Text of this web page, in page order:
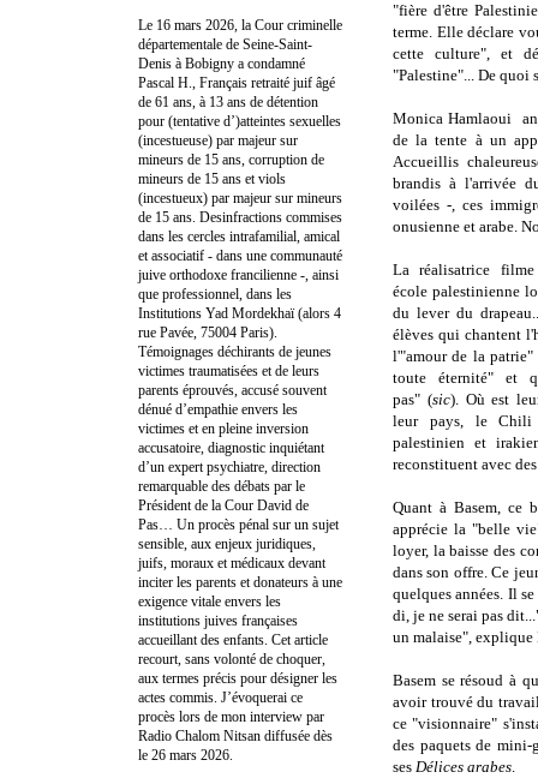
"fière d'être
terme. Elle déclare
cette culture", et
"Palestine"... De quoi
Monica Hamlaoui
de la tente à un
Accueillis
brandis à l'arrivée
voilées -, ces
onusienne et arabe.
La réalisatrice
école palestinienne
du lever du
élèves qui chantent
l'"amour de la
toute éternité" et
pas" (sic). Où est
leur pays, le Chili
palestinien et
reconstituent avec
Quant à Basem, ce
apprécie la "belle
loyer, la baisse des
dans son offre. Ce
quelques années. Il
di, je ne serai pas
un malaise",
Basem se résoud à
avoir trouvé du
ce "visionnaire"
des paquets de
ses Délices arabes.
Le 16 mars 2026, la Cour criminelle
départementale de Seine-Saint-
Denis à Bobigny a condamné
Pascal H., Français retraité juif âgé
de 61 ans, à 13 ans de détention
pour (tentative d’)atteintes sexuelles
(incestueuse) par majeur sur
mineurs de 15 ans, corruption de
mineurs de 15 ans et viols
(incestueux) par majeur sur mineurs
de 15 ans. Desinfractions commises
dans les cercles intrafamilial, amical
et associatif - dans une communauté
juive orthodoxe francilienne -, ainsi
que professionnel, dans les
Institutions Yad Mordekhaï (alors 4
rue Pavée, 75004 Paris).
Témoignages déchirants de jeunes
victimes traumatisées et de leurs
parents éprouvés, accusé souvent
dénué d’empathie envers les
victimes et en pleine inversion
accusatoire, diagnostic inquiétant
d’un expert psychiatre, direction
remarquable des débats par le
Président de la Cour David de
Pas… Un procès pénal sur un sujet
sensible, aux enjeux juridiques,
juifs, moraux et médicaux devant
inciter les parents et donateurs à une
exigence vitale envers les
institutions juives françaises
accueillant des enfants. Cet article
recourt, sans volonté de choquer,
aux termes précis pour désigner les
actes commis. J’évoquerai ce
procès lors de mon interview par
Radio Chalom Nitsan diffusée dès
le 26 mars 2026.